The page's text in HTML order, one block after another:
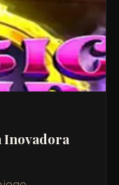
Inovadora